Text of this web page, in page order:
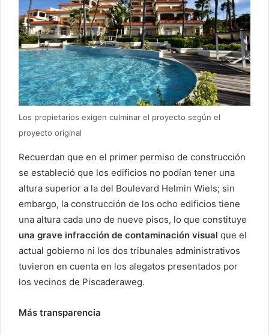
Los propietarios exigen culminar el proyecto según el
proyecto original
Recuerdan que en el primer permiso de construcción
se estableció que los edificios no podían tener una
altura superior a la del Boulevard Helmin Wiels; sin
embargo, la construcción de los ocho edificios tiene
una altura cada uno de nueve pisos, lo que constituye
una grave infracción de contaminación visual que el
actual gobierno ni los dos tribunales administrativos
tuvieron en cuenta en los alegatos presentados por
los vecinos de Piscaderaweg.
Más transparencia